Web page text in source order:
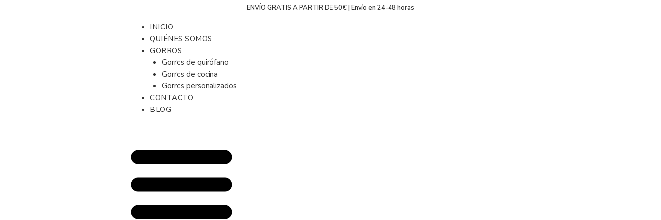
ENVÍO GRATIS A PARTIR DE 50€ | Envío en 24-48 horas
INICIO
QUIÉNES SOMOS
GORROS
Gorros de quirófano
Gorros de cocina
Gorros personalizados
CONTACTO
BLOG